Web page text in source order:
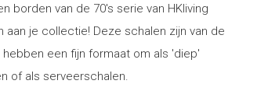
borden van de 70's serie van HKliving
aan je collectie! Deze schalen zijn van de
een fijn formaat om als 'diep'
of als serveerschalen.